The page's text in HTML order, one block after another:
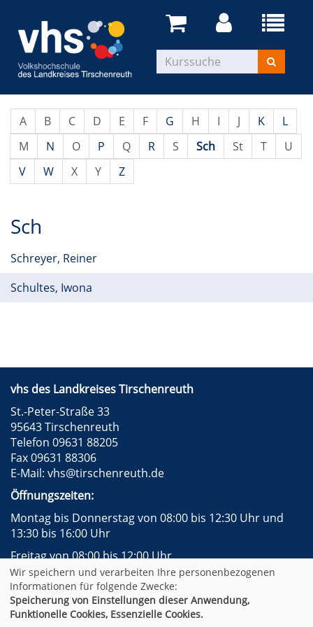
A B C D E F G H I J K
L
M
N O P Q R S Sch St T
U
V
W X Y Z
Sch
Schreyer, Reiner
Schultes, Iwona
vhs des Landkreises Tirschenreuth
St.-Peter-Straße 33
95643 Tirschenreuth
Telefon 09631 88205
Fax 09631 88306
E-Mail: vhs@tirschenreuth.de
Öffnungszeiten:
Montag bis Donnerstag von 08:00 bis 12:30 Uhr und
13:30 bis 16:00 Uhr
Freitag von 08:00 bis 12:00 Uhr
Facebook
Instagram
Impressum
AGB
Datenschutzerklärung
Widerrufsformular
Newsletter
Sitemap
Wir speichern und verarbeiten Ihre personenbezogenen
Informationen für folgende Zwecke:
Speicherung von Einstellungen dieser Anwendung,
Funktionelle Cookies, Essenzielle Cookies.